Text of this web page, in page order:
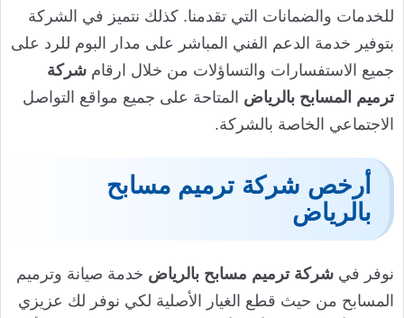
للخدمات والضمانات التي تقدمنا. كذلك نتميز في الشركة
بتوفير خدمة الدعم الفني المباشر على مدار البوم للرد على
جميع الاستفسارات والتساؤلات من خلال ارقام شركة
ترميم المسابح بالرياض المتاحة على جميع مواقع التواصل
الاجتماعي الخاصة بالشركة.
أرخص شركة ترميم مسابح
بالرياض
نوفر في شركة ترميم مسابح بالرياض خدمة صيانة وترميم
المسابح من حيث قطع الغيار الأصلية لكي نوفر لك عزيزي